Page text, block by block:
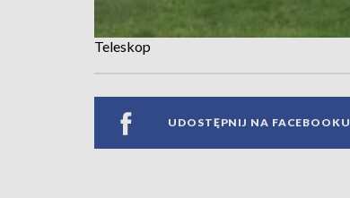
Teleskop
UDOSTĘPNIJ NA FACEBOOKU